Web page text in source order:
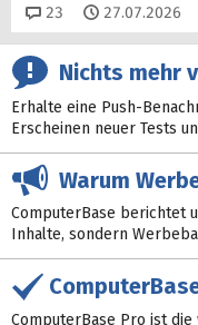
23 Kommentare
27.07.2026
Nichts mehr
Erhalte eine Push-
Erscheinen neuer Tests
Warum
ComputerBase berichtet
Inhalte, sondern
ComputerBase Pro ist